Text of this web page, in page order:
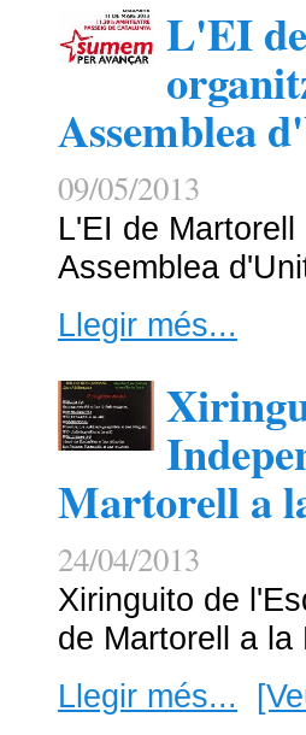
L'EI
Assemblea
09/05/2013
L'EI de
Assemblea
Llegir més...
Martorell a
24/04/2013
Xiringuito de
de Martorell a la
Llegir més...